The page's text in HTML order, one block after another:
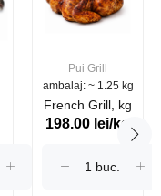
Pui Grill
ambalaj: ~ 1.25 kg
French Grill, kg
198.00 lei/kg